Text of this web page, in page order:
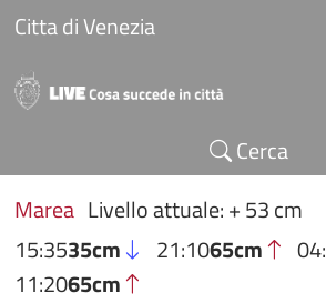
Salta al contenuto principale
Citta di Venezia
Cerca
Marea Livello attuale: + 53 cm
15:3535cm 21:1065cm
11:2065cm